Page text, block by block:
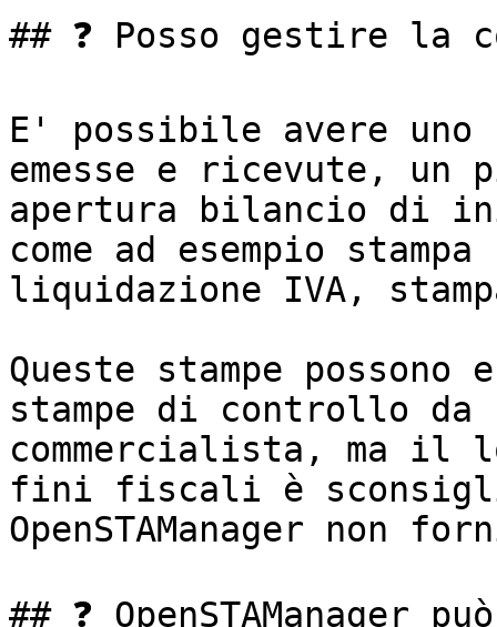
## ❓ Posso gestire la
E' possibile avere
emesse e ricevute, un
apertura bilancio di
come ad esempio
liquidazione IVA,
Queste stampe
stampe di controllo
commercialista, ma
fini fiscali è
OpenSTAManager non
## ❓